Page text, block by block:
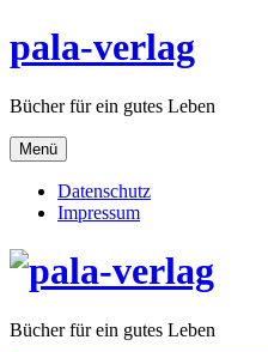
pala-verlag
Bücher für ein gutes Leben
Menü
Datenschutz
Impressum
Bücher für ein gutes Leben